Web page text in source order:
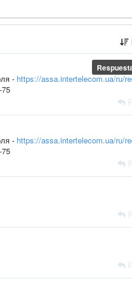
- https://assa.intertelecom.ua/ru/
- https://assa.intertelecom.ua/ru/